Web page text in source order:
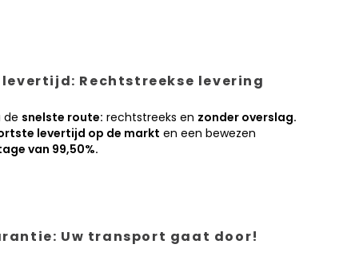
levertijd: Rechtstreekse levering
de snelste route: rechtstreeks en zonder overslag.
levertijd op de markt en een bewezen
van 99,50%.
Uw transport gaat door!